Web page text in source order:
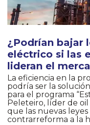
¿Podrían bajar
eléctrico si las
lideran el
La eficiencia en la
podría ser la
para el programa
Peleteiro, líder de
que las nuevas
contrarreforma a la